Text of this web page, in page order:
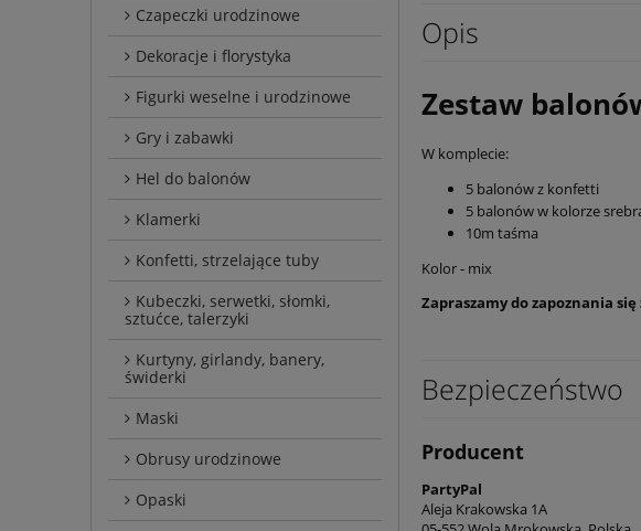
Czapeczki urodzinowe
Dekoracje i florystyka
Figurki weselne i urodzinowe
Gry i zabawki
Hel do balonów
Klamerki
Konfetti, strzelające tuby
Kubeczki, serwetki, słomki,
sztućce, talerzyki
Kurtyny, girlandy, banery,
świderki
Maski
Obrusy urodzinowe
Opaski
Opis
Zestaw
W komplecie:
5 balonów z konfetti
5 balonów w kolorze
10m taśma
Kolor - mix
Zapraszamy do zapoznania
Bezpieczeństwo
Producent
PartyPal
Aleja Krakowska 1A